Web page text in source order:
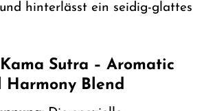
hinterlässt ein seidig-glattes
Sutra – Aromatic
Harmony Blend